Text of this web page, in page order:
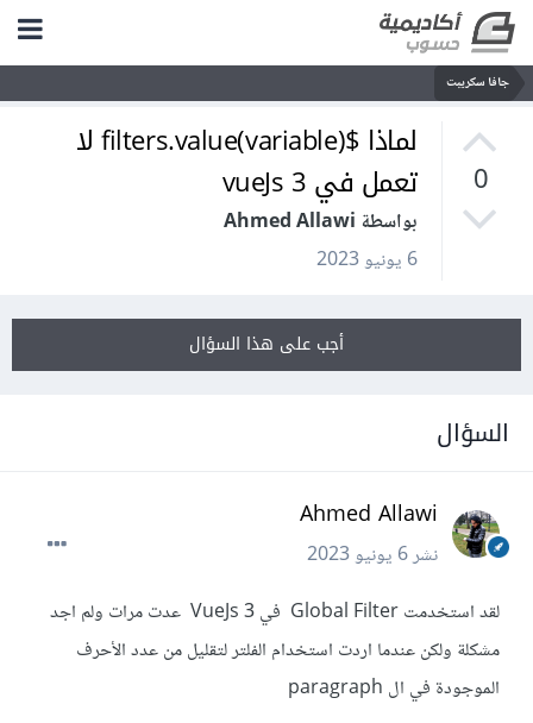
جافا سكريبت
0
لماذا $(variable)filters.value لا
تعمل في vueJs 3
بواسطة Ahmed Allawi
6 يونيو 2023
أجب على هذا السؤال
السؤال
Ahmed Allawi
نشر6 يونيو 2023
لقد استخدمت Global Filter في VueJs 3 عدت مرات ولم اجد
مشكلة ولكن عندما اردت استخدام الفلتر لتقليل من عدد الأحرف
الموجودة في ال paragraph